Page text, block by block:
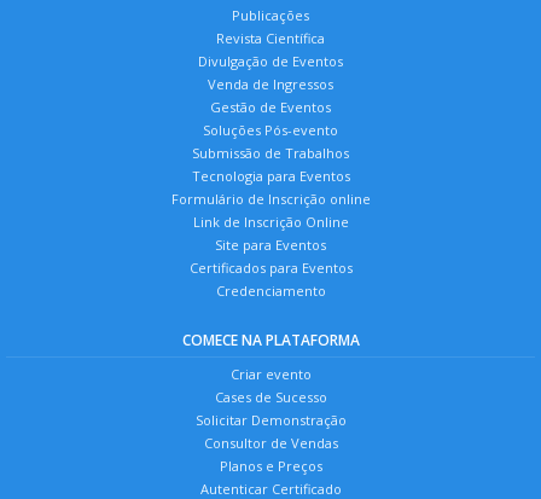
Publicações
Revista Científica
Divulgação de Eventos
Venda de Ingressos
Gestão de Eventos
Soluções Pós-evento
Submissão de Trabalhos
Tecnologia para Eventos
Formulário de Inscrição online
Link de Inscrição Online
Site para Eventos
Certificados para Eventos
Credenciamento
COMECE NA PLATAFORMA
Criar evento
Cases de Sucesso
Solicitar Demonstração
Consultor de Vendas
Planos e Preços
Autenticar Certificado